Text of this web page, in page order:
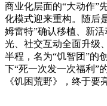
商业化层面的“大动作”
化模式迎来重构。随
姆雷特”确认移植、新
光、社交互动全面升级
半程，名为“饥智团”的
下“死一次发一次福利”
《饥困荒野》，终于要